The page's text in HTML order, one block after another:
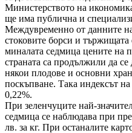
Министерството на
ще има публична и
Междувременно от данните
стоковите борси и тържищата
миналата седмица цените на
страната са продължили да
някои плодове и основни
поскъпване. Така индексът
0,22%.
При зеленчуците най-
седмица се наблюдава при
лв. за кг. При останалите